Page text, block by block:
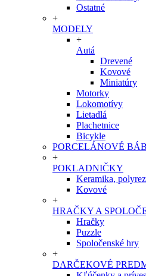
Ostatné
+
MODELY
+
Autá
Drevené
Kovové
Miniatúry
Motorky
Lokomotívy
Lietadlá
Plachetnice
Bicykle
PORCELÁNOVÉ
+
POKLADNIČKY
Keramika,
Kovové
+
HRAČKY A
Hračky
Puzzle
Spoločenské hry
+
DARČEKOVÉ